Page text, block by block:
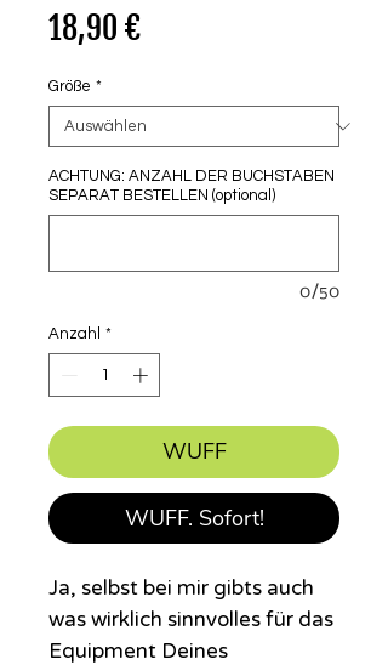
18,90 €Preis
Größe *
ACHTUNG: ANZAHL DER BUCHSTABEN
SEPARAT BESTELLEN (optional)
0/50
Anzahl *
WUFF
WUFF. Sofort!
Ja, selbst bei mir gibts auch
was wirklich sinnvolles für das
Equipment Deines